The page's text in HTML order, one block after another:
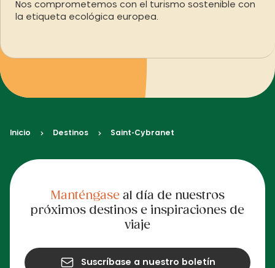
Nos comprometemos con el turismo sostenible con
la etiqueta ecológica europea.
Inicio Destinos Saint-Cybranet
Manténgaseal día de nuestros
próximos destinos e inspiraciones de
viaje
Suscríbase a nuestro boletín